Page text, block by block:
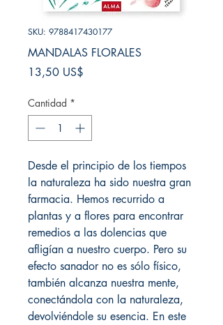
SKU: 9788417430177
MANDALAS FLORALES
13,50 US$
Cantidad *
Desde el principio de los tiempos
la naturaleza ha sido nuestra gran
farmacia. Hemos recurrido a
plantas y a flores para encontrar
remedios a las dolencias que
afligían a nuestro cuerpo. Pero su
efecto sanador no es sólo físico,
también alcanza nuestra mente,
conectándola con la naturaleza,
devolviéndole su esencia. En este